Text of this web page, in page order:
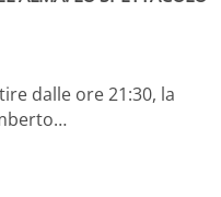
dalle ore 21:30, la